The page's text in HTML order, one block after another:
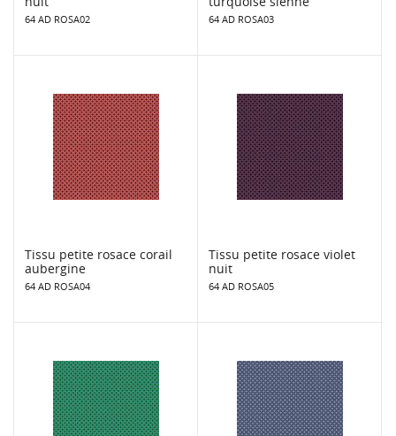
64 AD ROSA02 64 AD ROSA03
Tissu petite rosace corail
aubergine
64 AD ROSA04
Tissu petite rosace violet
nuit
64 AD ROSA05